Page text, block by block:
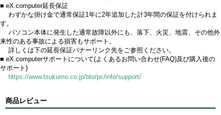
■ eX.computer延長保証
わずかな掛け金で通常保証1年に2年追加した計3年間の保証を付けられま
す。
パソコン本体に発生した通常故障以外にも、落下、火災、地震、その他外
来性のある事故による損害もサポート。
詳しくは下の延長保証バナーリンク先をご参照ください。
■ eX.computerサポートについて(よくあるお問い合わせ(FAQ)及び購入後の
サポート)
https://www.tsukumo.co.jp/bto/pc/info/support/
商品レビュー